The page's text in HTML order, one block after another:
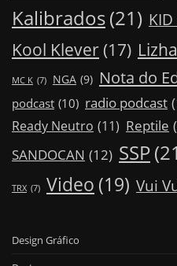
Kalibrados(21) KID
Kool Klever (17)
MC K (7) NGA (9) Nota do
podcast (10) radio podcast
Ready Neutro (11) Reptile
SANDOCAN (12) SSP
TRX (7) Video (19) Vui
Design Gráfico